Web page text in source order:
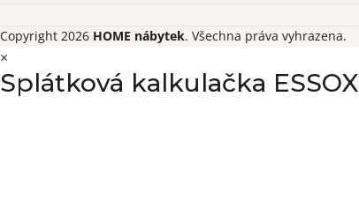
Copyright 2026 HOME nábytek. Všechna práva vyhrazena.
×
Splátková kalkulačka ESSOX